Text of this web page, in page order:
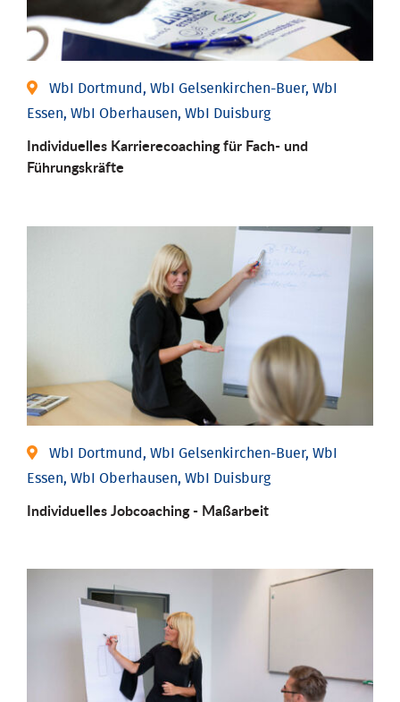
WbI Dortmund, WbI Gelsenkirchen-Buer, WbI
Essen, WbI Oberhausen, WbI Duisburg
Individu­elles Karrierecoaching für Fach-­ und
Führungs­kräfte
WbI Dortmund, WbI Gelsenkirchen-Buer, WbI
Essen, WbI Oberhausen, WbI Duisburg
Individu­elles Job­coaching - Maßarbeit